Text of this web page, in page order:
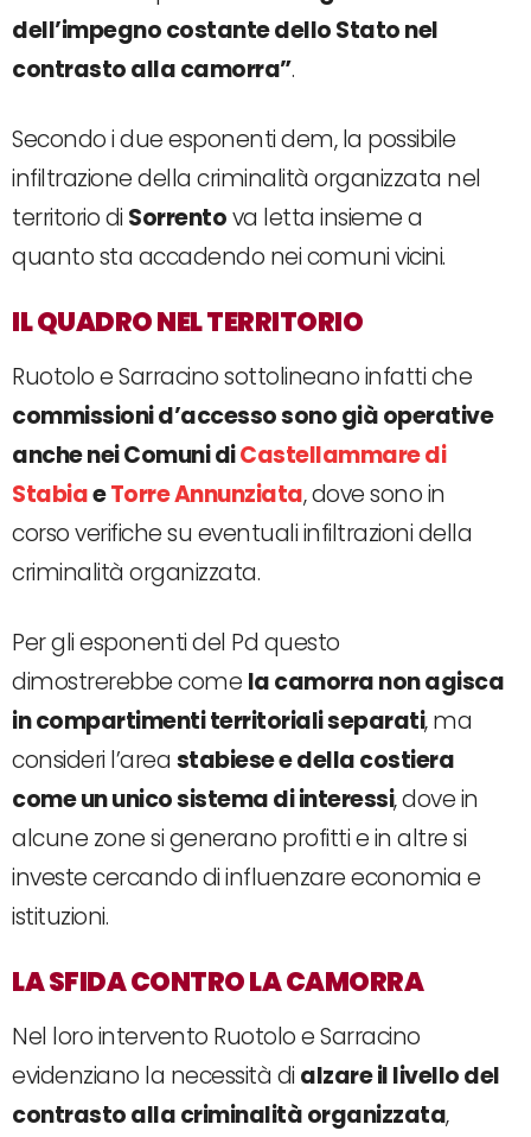
dell’impegno costante dello Stato nel
contrasto alla camorra”.
Secondo i due esponenti dem, la possibile
infiltrazione della criminalità organizzata nel
territorio di Sorrentova letta insieme a
quanto sta accadendo nei comuni vicini.
IL QUADRO NEL TERRITORIO
Ruotolo e Sarracino sottolineano infatti che
commissioni d’accesso sono già operative
anche nei Comuni diCastellammare di
StabiaeTorre Annunziata, dove sono in
corso verifiche su eventuali infiltrazioni della
criminalità organizzata.
Per gli esponenti del Pd questo
dimostrerebbe come la camorra non agisca
in compartimenti territoriali separati, ma
consideri l’area stabiese e della costiera
come un unico sistema di interessi, dove in
alcune zone si generano profitti e in altre si
investe cercando di influenzare economia e
istituzioni.
LA SFIDA CONTRO LA CAMORRA
Nel loro intervento Ruotolo e Sarracino
evidenziano la necessità di alzare il livello del
contrasto alla criminalità organizzata,